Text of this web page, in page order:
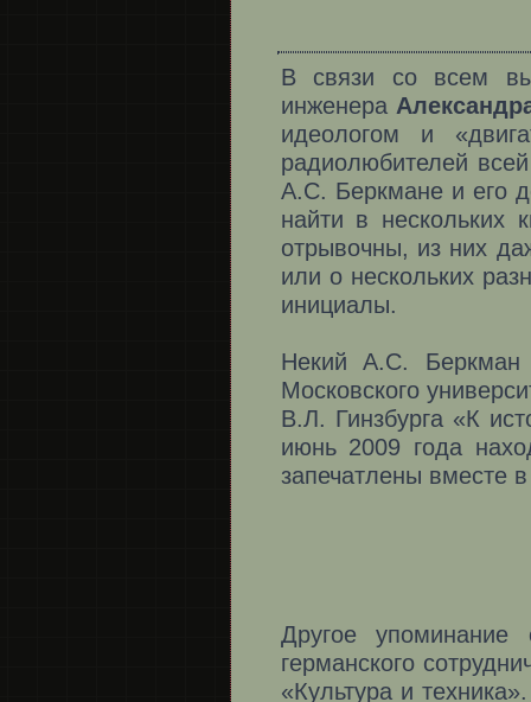
В связи со всем
инженера
идеологом и
радиолюбителей
А.С. Беркмане и его
найти в нескольких
отрывочны, из них
или о нескольких
инициалы.
Некий А.С. Беркман
Московского
В.Л. Гинзбурга «К
июнь 2009 года
запечатлены вместе
Другое упоминание
германского
«Культура и